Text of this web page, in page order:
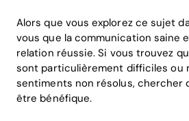
Alors que vous explorez ce sujet
vous que la communication saine
relation réussie. Si vous trouvez
sont particulièrement difficiles ou
sentiments non résolus, chercher
être bénéfique.